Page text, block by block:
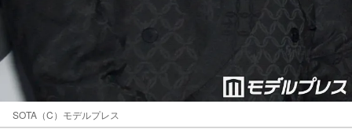
SOTA（C）モデルプレス